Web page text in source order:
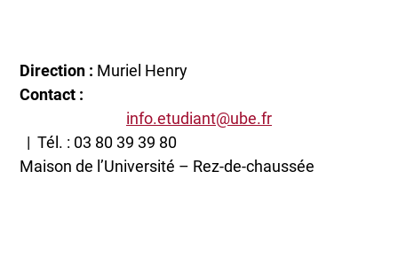
Direction : Muriel Henry
Contact :
info.etudiant@ube.fr
| Tél. : 03 80 39 39 80
Maison de l’Université – Rez-de-chaussée